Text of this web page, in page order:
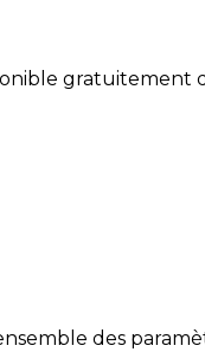
gratuitement
des